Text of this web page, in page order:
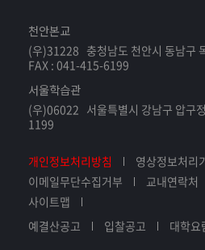
천안본교
(우)31228 충청남도 천안시 동남구
FAX : 041-415-6199
서울학습관
(우)06022 서울특별시 강남구 압
1199
개인정보처리방침
영상정보처리
이메일무단수집거부
교내연락처
사이트맵
예결산공고
입찰공고 대학요